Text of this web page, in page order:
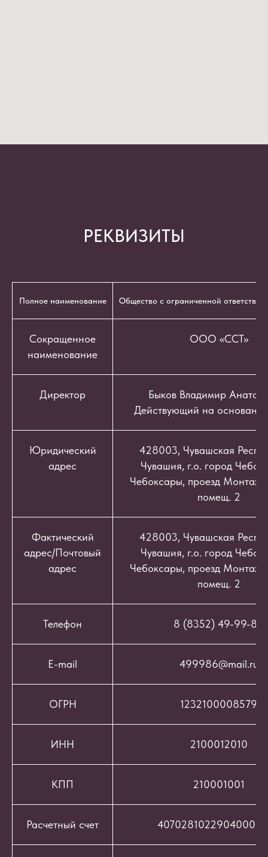
РЕКВИЗИТЫ
Полное наименование Общество с ограниченной
Сокращенное
наименование
ООО «ССТ»
Директор
Быков Владимир
Действующий на
Юридический
адрес
428003, Чувашская
Чувашия, г.о. город
Чебоксары, проезд
помещ. 2
Фактический
адрес/Почтовый
адрес
428003, Чувашская
Чувашия, г.о. город
Чебоксары, проезд
помещ. 2
Телефон 8 (8352) 49-99-86
E-mail 499986@mail.ru
ОГРН 1232100008579
ИНН 2100012010
КПП 210001001
Расчетный счет